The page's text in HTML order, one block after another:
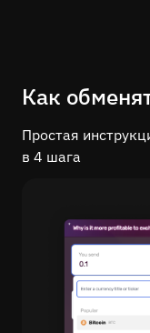
Как
Простая
в 4 шага